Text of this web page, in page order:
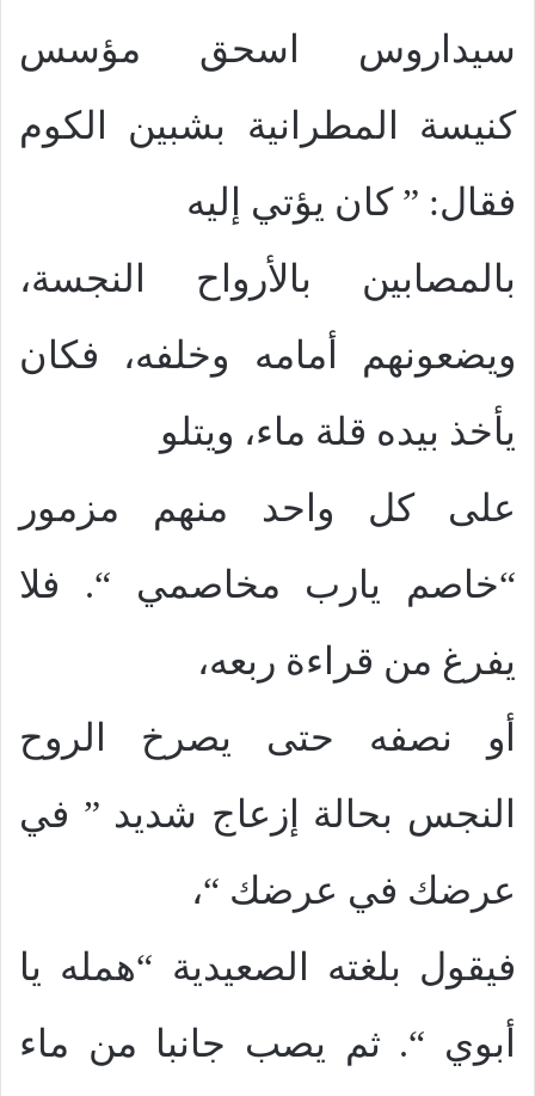
سيداروس اسحق مؤسس
كنيسة المطرانية بشبين الكوم
فقال: ” كان يؤتي إليه
بالمصابين بالأرواح النجسة،
ويضعونهم أمامه وخلفه، فكان
يأخذ بيده قلة ماء، ويتلو
على كل واحد منهم مزمور
“خاصم يارب مخاصمي “. فلا
يفرغ من قراءة ربعه،
أو نصفه حتى يصرخ الروح
النجس بحالة إزعاج شديد ” في
عرضك في عرضك “،
فيقول بلغته الصعيدية “همله يا
أبوي “. ثم يصب جانبا من ماء